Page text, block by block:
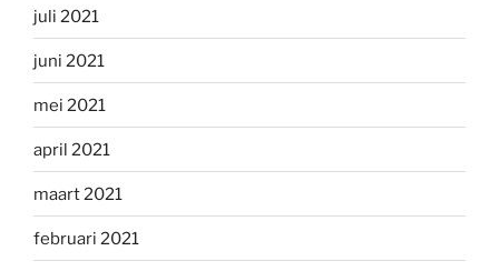
juli 2021
juni 2021
mei 2021
april 2021
maart 2021
februari 2021